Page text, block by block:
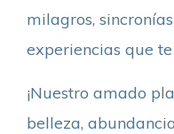
milagros,
experiencias que
¡Nuestro amado
belleza,